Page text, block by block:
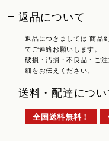
返品について
返品につきましては 商品
てご連絡お願いします。
破損・汚損・不良品・ご
細をお伝えください。
送料・配達につい
全国送料無料！